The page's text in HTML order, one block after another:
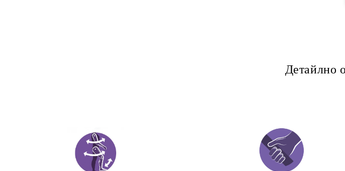
Детайлно